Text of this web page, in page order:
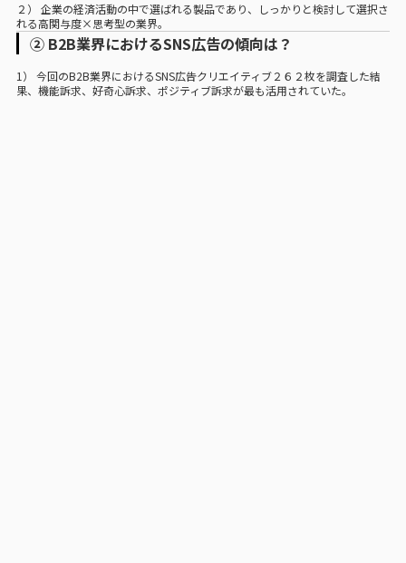
２） 企業の経済活動の中で選ばれる製品であり、しっかりと検討して選択さ
れる高関与度×思考型の業界。
② B2B業界におけるSNS広告の傾向は？
1） 今回のB2B業界におけるSNS広告クリエイティブ２６２枚を調査した結
果、機能訴求、好奇心訴求、ポジティブ訴求が最も活用されていた。